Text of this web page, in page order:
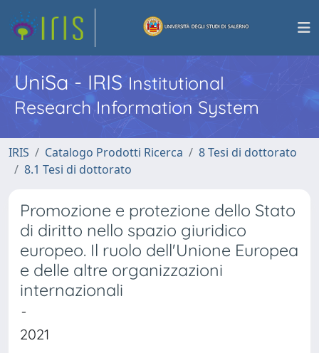
UniSa - IRISInstitutional
Research Information System
IRIS Catalogo Prodotti Ricerca
8 Tesi di dottorato
8.1 Tesi di dottorato
Promozione e protezione dello Stato
di diritto nello spazio giuridico
europeo. Il ruolo dell'Unione Europea
e delle altre organizzazioni
internazionali
-
2021